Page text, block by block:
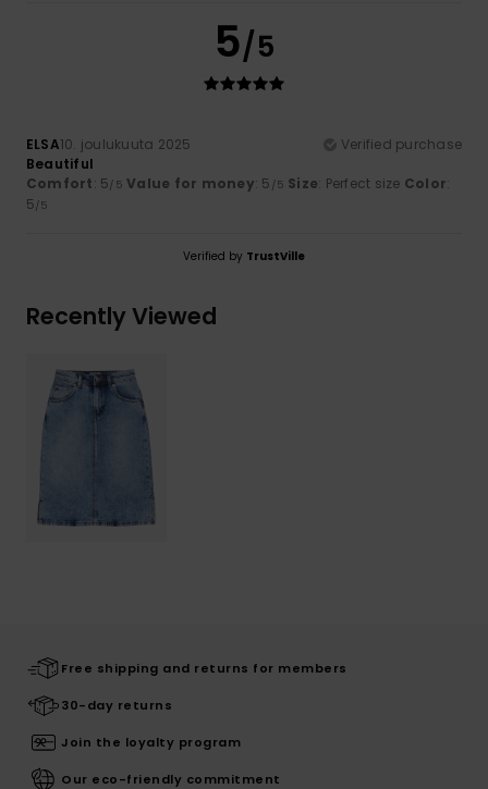
5/5
ELSA10. joulukuuta 2025
Verified purchase
Beautiful
Comfort: 5/5 Value for money: 5 /5 Size: Perfect size Color:
5/5
Verified by TrustVille
Recently Viewed
Free shipping and returns for members
30-day returns
Join the loyalty program
Our eco-friendly commitment